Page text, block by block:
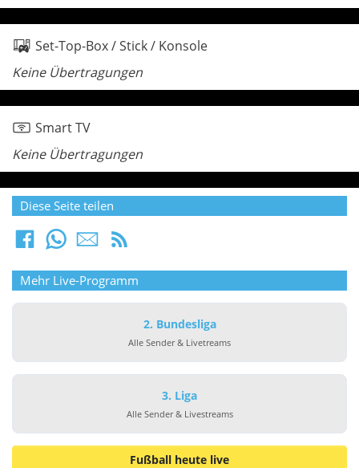
Set-Top-Box / Stick / Konsole
Keine Übertragungen
Smart TV
Keine Übertragungen
Diese Seite teilen
Mehr Live-Programm
2. Bundesliga
Alle Sender & Livetreams
3. Liga
Alle Sender & Livestreams
Fußball heute live